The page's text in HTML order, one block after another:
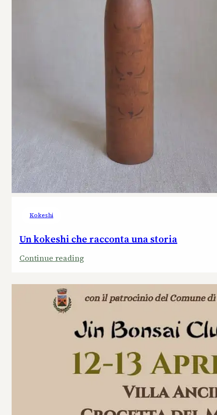
Kokeshi
Un kokeshi che racconta una storia
Continue reading:
kokeshi
che
una
storia